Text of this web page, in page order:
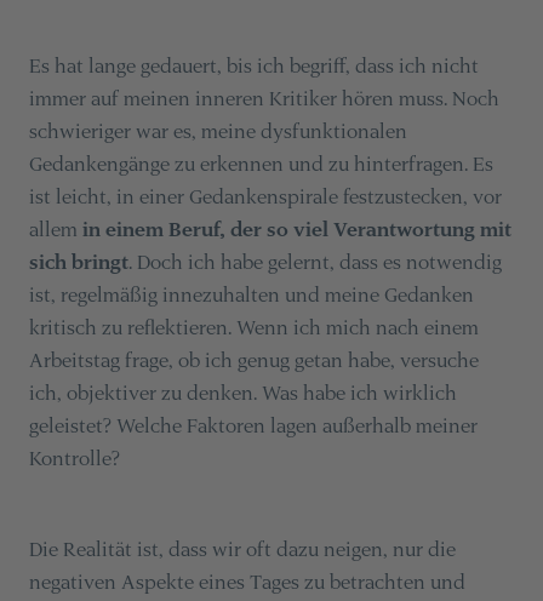
Es hat lange gedauert, bis ich begriff, dass ich nicht
immer auf meinen inneren Kritiker hören muss. Noch
schwieriger war es, meine dysfunktionalen
Gedankengänge zu erkennen und zu hinterfragen. Es
ist leicht, in einer Gedankenspirale festzustecken, vor
allem in einem Beruf, der so viel Verantwortung mit
sich bringt. Doch ich habe gelernt, dass es notwendig
ist, regelmäßig innezuhalten und meine Gedanken
kritisch zu reflektieren. Wenn ich mich nach einem
Arbeitstag frage, ob ich genug getan habe, versuche
ich, objektiver zu denken. Was habe ich wirklich
geleistet? Welche Faktoren lagen außerhalb meiner
Kontrolle?
Die Realität ist, dass wir oft dazu neigen, nur die
negativen Aspekte eines Tages zu betrachten und